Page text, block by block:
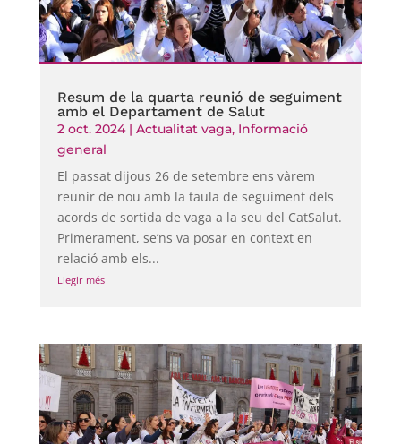
Resum de la quarta reunió de seguiment
amb el Departament de Salut
2 oct. 2024| Actualitat vaga, Informació
general
El passat dijous 26 de setembre ens vàrem
reunir de nou amb la taula de seguiment dels
acords de sortida de vaga a la seu del CatSalut.
Primerament, se’ns va posar en context en
relació amb els...
Llegir més